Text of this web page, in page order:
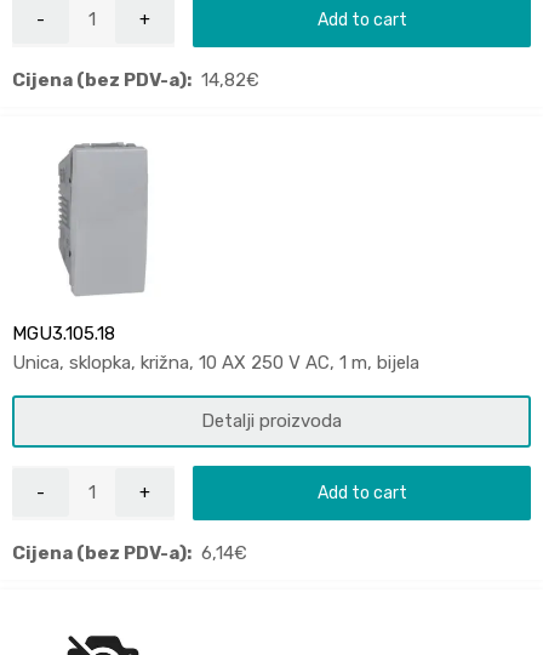
Add to cart
Cijena (bez PDV-a): 14,82€
MGU3.105.18
Unica, sklopka, križna, 10 AX 250 V AC, 1 m, bijela
Detalji proizvoda
Add to cart
Cijena (bez PDV-a): 6,14€